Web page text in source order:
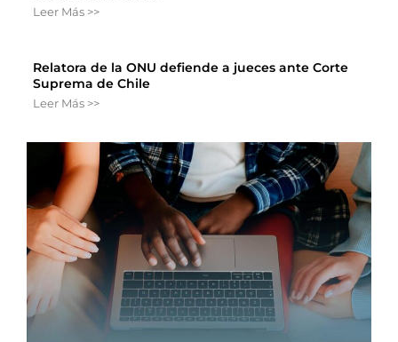
Leer Más >>
Relatora de la ONU defiende a jueces ante Corte
Suprema de Chile
Leer Más >>